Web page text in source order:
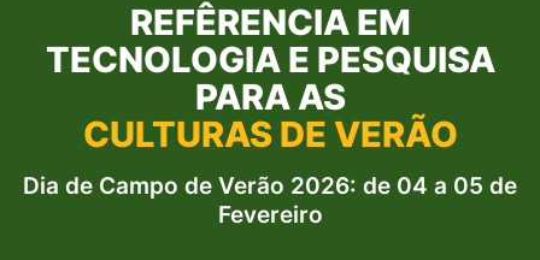
REFÊRENCIA EM
TECNOLOGIA E PESQUISA
PARA AS
CULTURAS DE VERÃO
Dia de Campo de Verão 2026: de 04 a 05 de
Fevereiro